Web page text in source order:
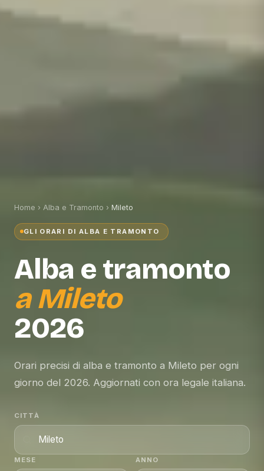
Home › Alba e Tramonto › Mileto
GLI ORARI DI ALBA E TRAMONTO
Alba e tramonto
aMileto
2026
Orari precisi di alba e tramonto a Mileto per ogni
giorno del 2026. Aggiornati con ora legale italiana.
CITTÀ
MESE ANNO